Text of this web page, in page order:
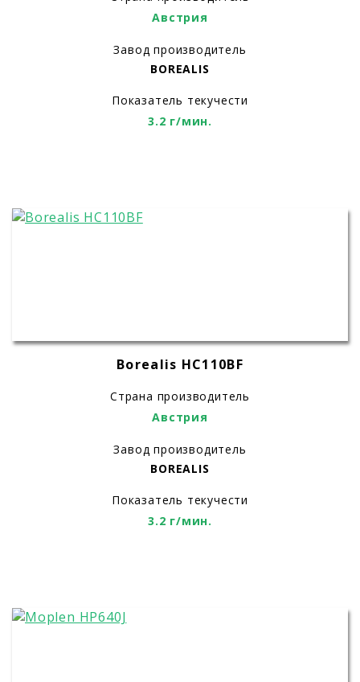
Австрия
Завод производитель
BOREALIS
Показатель текучести
3.2 г/мин.
Borealis HC110BF
Страна производитель
Австрия
Завод производитель
BOREALIS
Показатель текучести
3.2 г/мин.